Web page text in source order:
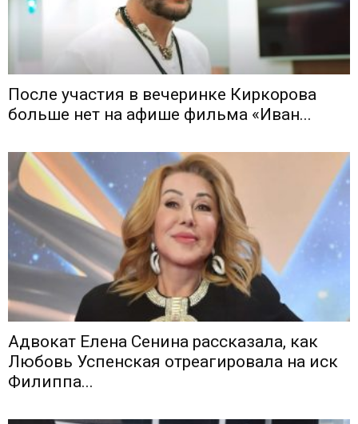
После участия в вечеринке Киркорова
больше нет на афише фильма «Иван...
Адвокат Елена Сенина рассказала, как
Любовь Успенская отреагировала на иск
Филиппа...